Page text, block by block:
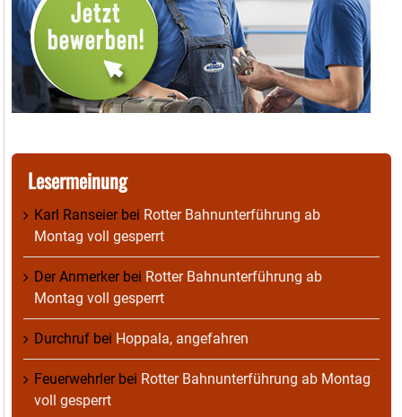
Lesermeinung
Karl Ranseierbei Rotter Bahnunterführung ab
Montag voll gesperrt
Der Anmerkerbei Rotter Bahnunterführung ab
Montag voll gesperrt
Durchruf bei Hoppala, angefahren
Feuerwehrlerbei Rotter Bahnunterführung ab Montag
voll gesperrt